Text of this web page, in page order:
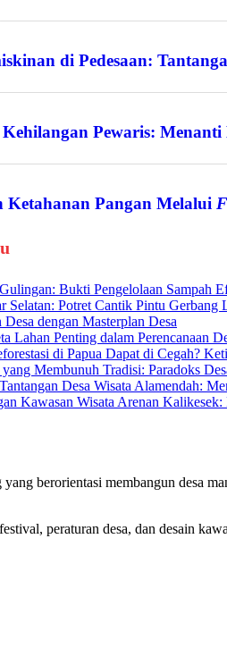
di Pedesaan:
Pewaris:
Ketahanan Pangan Melalui
Bukti Pengelolaan Sampah
Selatan: Potret Cantik Pintu Gerbang
dengan Masterplan Desa
Lahan Penting dalam Perencanaan
di Papua Dapat di Cegah?
Membunuh Tradisi: Paradoks
Desa Wisata Alamendah:
Kawasan Wisata Arenan
berorientasi membangun desa
peraturan desa, dan desain